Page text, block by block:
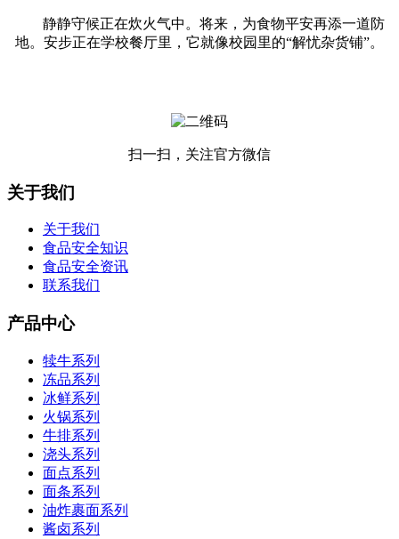
静静守候正在炊火气中。将来，为食物平安再添一道防
地。安步正在学校餐厅里，它就像校园里的“解忧杂货铺”。
扫一扫，关注官方微信
关于我们
关于我们
食品安全知识
食品安全资讯
联系我们
产品中心
犊牛系列
冻品系列
冰鲜系列
火锅系列
牛排系列
浇头系列
面点系列
面条系列
油炸裹面系列
酱卤系列